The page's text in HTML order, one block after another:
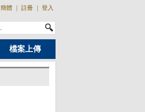
簡體 註冊 登入
檔案上傳